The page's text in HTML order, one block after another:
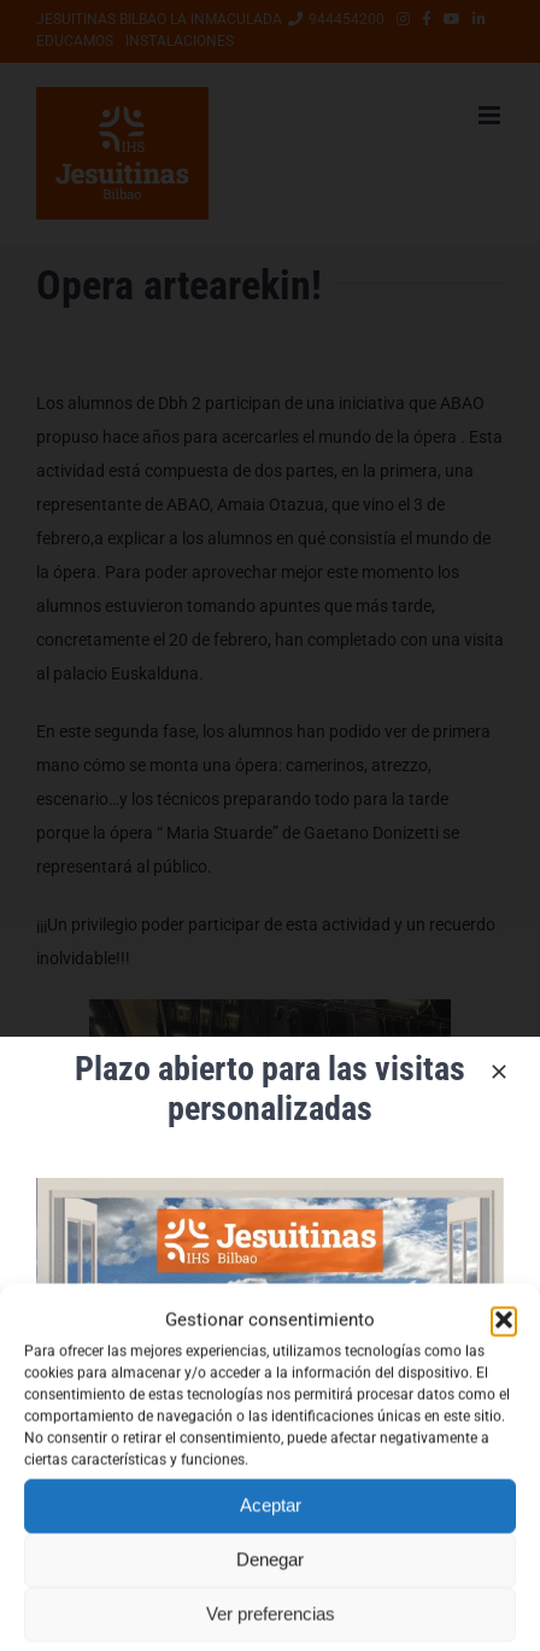
Gestionar consentimiento
Para ofrecer las mejores experiencias, utilizamos tecnologías como las
cookies para almacenar y/o acceder a la información del dispositivo. El
consentimiento de estas tecnologías nos permitirá procesar datos como el
comportamiento de navegación o las identificaciones únicas en este sitio.
No consentir o retirar el consentimiento, puede afectar negativamente a
ciertas características y funciones.
Aceptar
Denegar
Ver preferencias
Saltar
contenido
JESUITINAS BILBAO LA INMACULADA
944454200
EDUCAMOS
INSTALACIONES
Opera artearekin!
Los alumnos de Dbh 2 participan de una iniciativa que ABAO
propuso hace años para acercarles el mundo de la ópera . Esta
actividad está compuesta de dos partes, en la primera, una
representante de ABAO, Amaia Otazua, que vino el 3 de
febrero,a explicar a los alumnos en qué consistía el mundo de
la ópera. Para poder aprovechar mejor este momento los
alumnos estuvieron tomando apuntes que más tarde,
concretamente el 20 de febrero, han completado con una visita
al palacio Euskalduna.
En este segunda fase, los alumnos han podido ver de primera
mano cómo se monta una ópera: camerinos, atrezzo,
escenario…y los técnicos preparando todo para la tarde
porque la ópera “ Maria Stuarde” de Gaetano Donizetti se
representará al público.
¡¡¡Un privilegio poder participar de esta actividad y un recuerdo
inolvidable!!!
Plazo abierto para las visitas
personalizadas